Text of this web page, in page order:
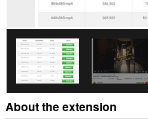
About the extension